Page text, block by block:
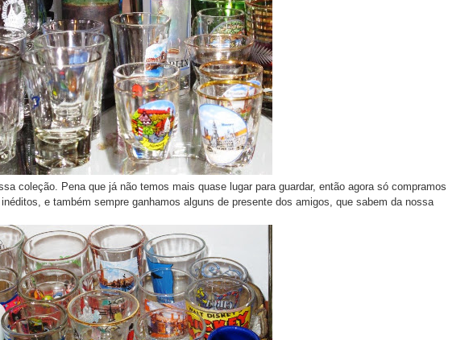
coleção. Pena que já não temos mais quase lugar para guardar, então agora só compramos
e também sempre ganhamos alguns de presente dos amigos, que sabem da nossa